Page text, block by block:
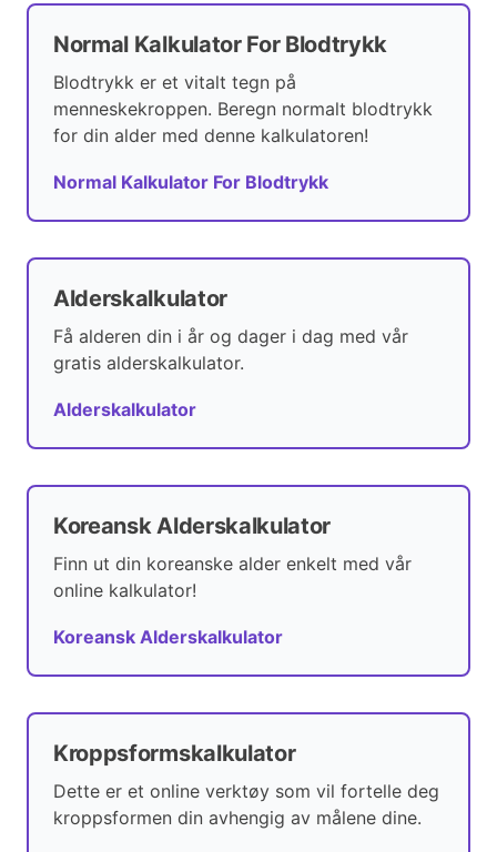
Normal Kalkulator For Blodtrykk
Blodtrykk er et vitalt tegn på
menneskekroppen. Beregn normalt blodtrykk
for din alder med denne kalkulatoren!
Normal Kalkulator For Blodtrykk
Alderskalkulator
Få alderen din i år og dager i dag med vår
gratis alderskalkulator.
Alderskalkulator
Koreansk Alderskalkulator
Finn ut din koreanske alder enkelt med vår
online kalkulator!
Koreansk Alderskalkulator
Kroppsformskalkulator
Dette er et online verktøy som vil fortelle deg
kroppsformen din avhengig av målene dine.